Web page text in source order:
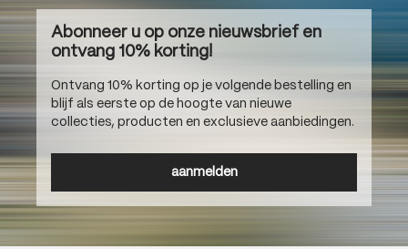
Abonneer u op onze nieuwsbrief en
ontvang 10% korting!
Ontvang 10% korting op je volgende bestelling en
blijf als eerste op de hoogte van nieuwe
collecties, producten en exclusieve aanbiedingen.
aanmelden